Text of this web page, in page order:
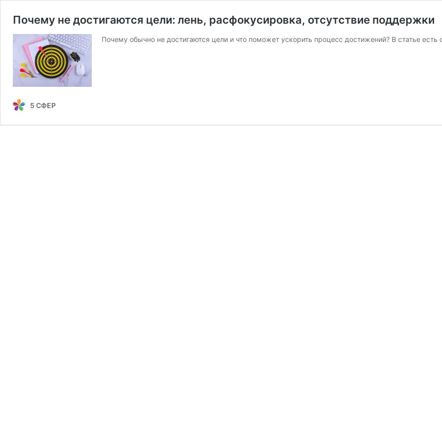
Почему не достигаются цели: лень, расфокусировка, отсутствие поддержки
Почему обычно не достигаются цели и что поможет ускорить процесс достижений? В статье есть
5 СФЕР